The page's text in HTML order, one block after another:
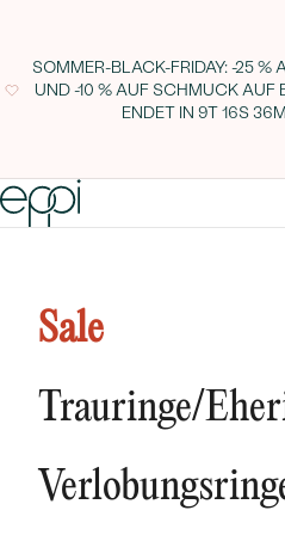
SOMMER-BLACK-FRIDAY: -25 %
UND -10 % AUF SCHMUCK AUF
ENDET IN9T 16S
Sale
Trauringe/
NEUHEITEN
Lab Grown